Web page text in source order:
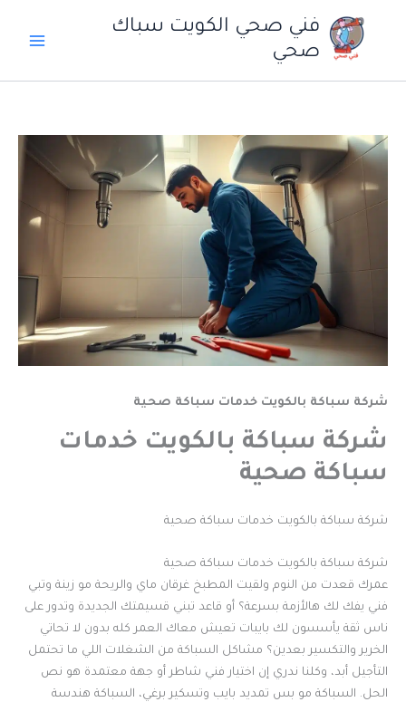
فني صحي الكويت سباك
صحي
شركة سباكة بالكويت خدمات سباكة صحية
شركة سباكة بالكويت خدمات
سباكة صحية
شركة سباكة بالكويت خدمات سباكة صحية
شركة سباكة بالكويت خدمات سباكة صحية
عمرك قعدت من النوم ولقيت المطبخ غرقان ماي والريحة مو زينة وتبي
فني يفك لك هالأزمة بسرعة؟ أو قاعد تبني قسيمتك الجديدة وتدور على
ناس ثقة يأسسون لك بايبات تعيش معاك العمر كله بدون لا تحاتي
الخرير والتكسير بعدين؟ مشاكل السباكة من الشغلات اللي ما تحتمل
التأجيل أبد، وكلنا ندري إن اختيار فني شاطر أو جهة معتمدة هو نص
الحل. السباكة مو بس تمديد بايب وتسكير برغي، السباكة هندسة